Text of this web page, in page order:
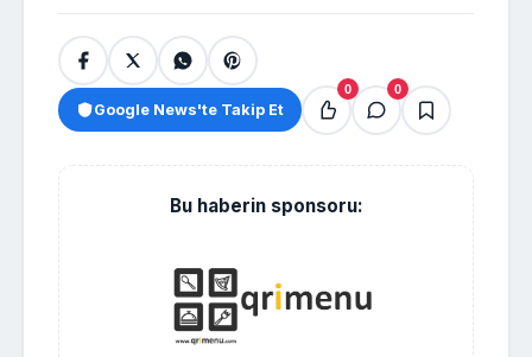
Google News'te Takip Et
0 0
Bu haberin sponsoru: